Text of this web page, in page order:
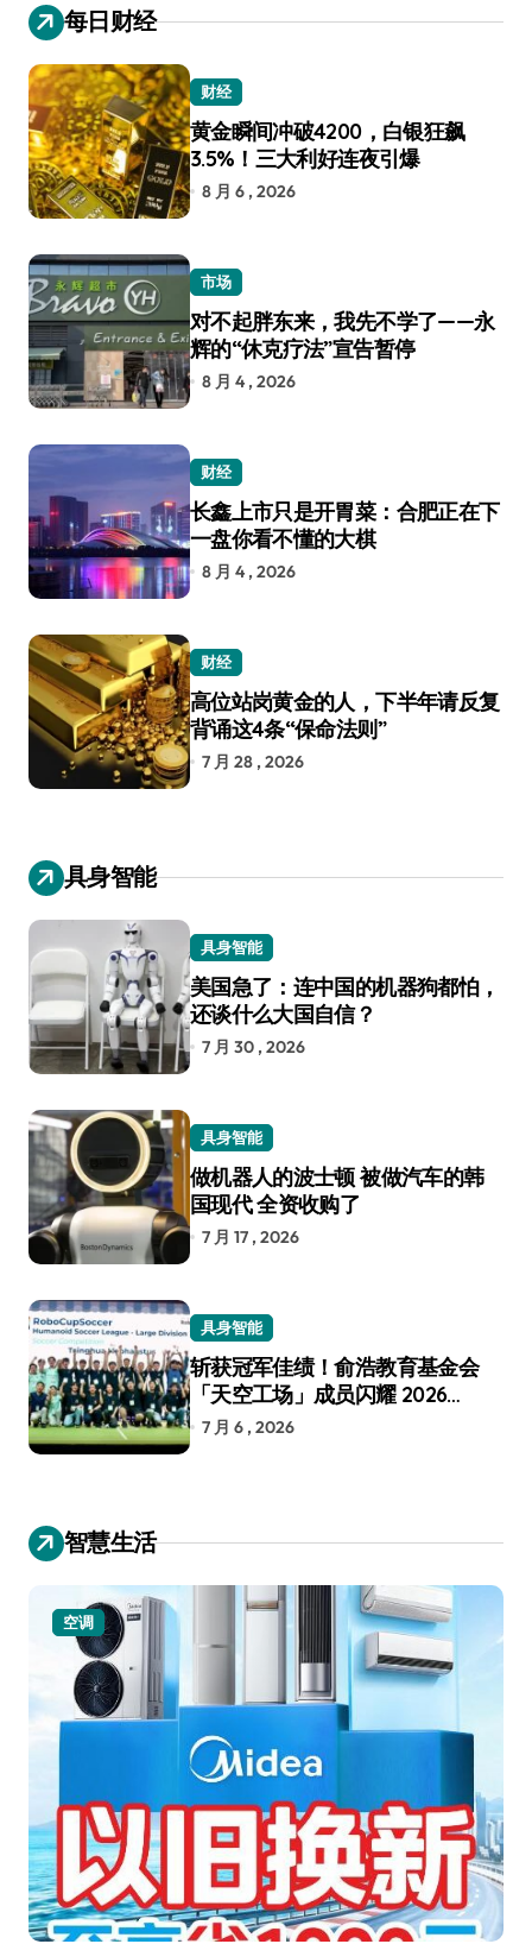
每日财经
财经
黄金瞬间冲破4200，白银狂飙
3.5%！三大利好连夜引爆
8 月 6 , 2026
市场
对不起胖东来，我先不学了——永
辉的“休克疗法”宣告暂停
8 月 4 , 2026
财经
长鑫上市只是开胃菜：合肥正在下
一盘你看不懂的大棋
8 月 4 , 2026
财经
高位站岗黄金的人，下半年请反复
背诵这4条“保命法则”
7 月 28 , 2026
具身智能
具身智能
美国急了：连中国的机器狗都怕，
还谈什么大国自信？
7 月 30 , 2026
具身智能
做机器人的波士顿 被做汽车的韩
国现代 全资收购了
7 月 17 , 2026
具身智能
斩获冠军佳绩！俞浩教育基金会
「天空工场」成员闪耀 2026
RoboCup 机器人世界杯
7 月 6 , 2026
智慧生活
空调